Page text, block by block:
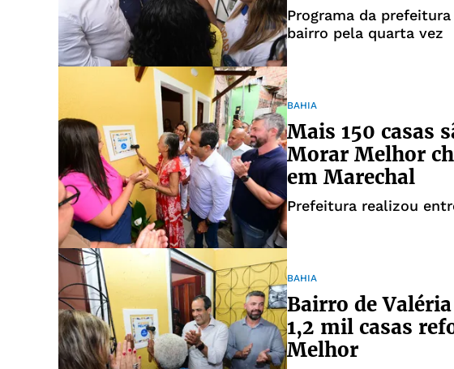
Programa da
bairro pela quarta vez
BAHIA
Mais 150 casas
Morar Melhor
em Marechal
Prefeitura realizou
BAHIA
Bairro de
1,2 mil casas
Melhor